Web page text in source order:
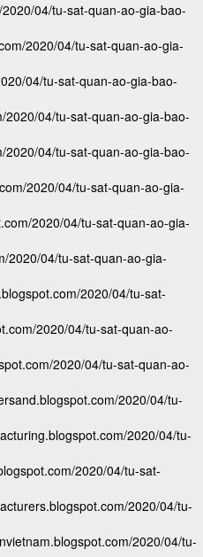
04/tu-sat-quan-ao-gia-bao-
2020/04/tu-sat-quan-ao-gia-
04/tu-sat-quan-ao-gia-bao-
04/tu-sat-quan-ao-gia-bao-
04/tu-sat-quan-ao-gia-bao-
2020/04/tu-sat-quan-ao-gia-
2020/04/tu-sat-quan-ao-gia-
2020/04/tu-sat-quan-ao-gia-
2020/04/tu-sat-
2020/04/tu-sat-quan-ao-
2020/04/tu-sat-quan-ao-
2020/04/tu-
2020/04/tu-
2020/04/tu-sat-
2020/04/tu-
2020/04/tu-